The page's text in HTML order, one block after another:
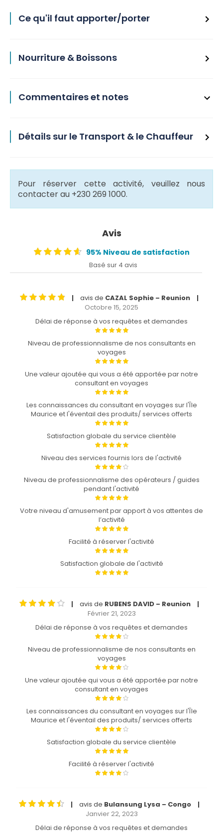
Ce qu'il faut apporter/porter
Nourriture & Boissons
Commentaires et notes
Détails sur le Transport & le Chauffeur
Pour réserver cette activité, veuillez nous
contacter au +230 269 1000.
Avis
95% Niveau de satisfaction
Basé sur 4 avis
| avis de CAZAL Sophie – Reunion |
Octobre 15, 2025
Délai de réponse à vos requêtes et demandes
Niveau de professionnalisme de nos consultants en
voyages
Une valeur ajoutée qui vous a été apportée par notre
consultant en voyages
Les connaissances du consultant en voyages sur l'Île
Maurice et l'éventail des produits/ services offerts
Satisfaction globale du service clientèle
Niveau des services fournis lors de l'activité
Niveau de professionnalisme des opérateurs / guides
pendant l'activité
Votre niveau d'amusement par apport à vos attentes de
l’activité
Facilité à réserver l'activité
Satisfaction globale de l'activité
| avis de RUBENS DAVID – Reunion |
Février 21, 2023
Délai de réponse à vos requêtes et demandes
Niveau de professionnalisme de nos consultants en
voyages
Une valeur ajoutée qui vous a été apportée par notre
consultant en voyages
Les connaissances du consultant en voyages sur l'Île
Maurice et l'éventail des produits/ services offerts
Satisfaction globale du service clientèle
Facilité à réserver l'activité
| avis de Bulansung Lysa – Congo |
Janvier 22, 2023
Délai de réponse à vos requêtes et demandes